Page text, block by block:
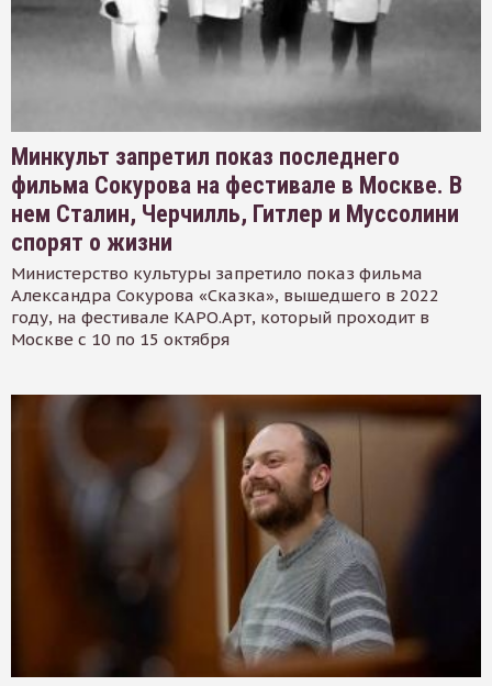
Минкульт запретил показ последнего
фильма Сокурова на фестивале в Москве. В
нем Сталин, Черчилль, Гитлер и Муссолини
спорят о жизни
Министерство культуры запретило показ фильма
Александра Сокурова «Сказка», вышедшего в 2022
году, на фестивале КАРО.Арт, который проходит в
Москве с 10 по 15 октября